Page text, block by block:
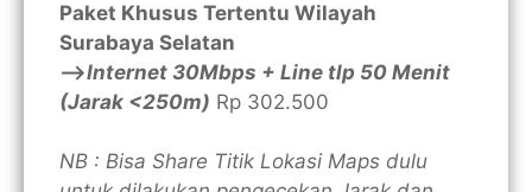
Paket Khusus Tertentu Wilayah
Surabaya Selatan
—>Internet 30Mbps + Line tlp 50 Menit
(Jarak <250m) Rp 302.500
NB : Bisa Share Titik Lokasi Maps dulu